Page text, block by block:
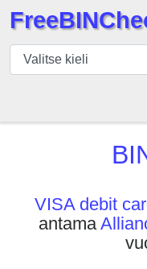
BIN
Tarkistaja
APIVISA debit
antama